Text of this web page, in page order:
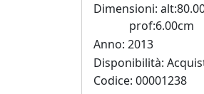
Elisabetta
Antonio
Dimensioni:
prof:6.00cm
Anno: 2013
Disponibilità:
Codice: 00001238